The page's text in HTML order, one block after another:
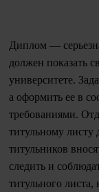
Диплом —
должен показать
университете.
а оформить ее в
требованиями.
титульному
титульников
следить и
титульного